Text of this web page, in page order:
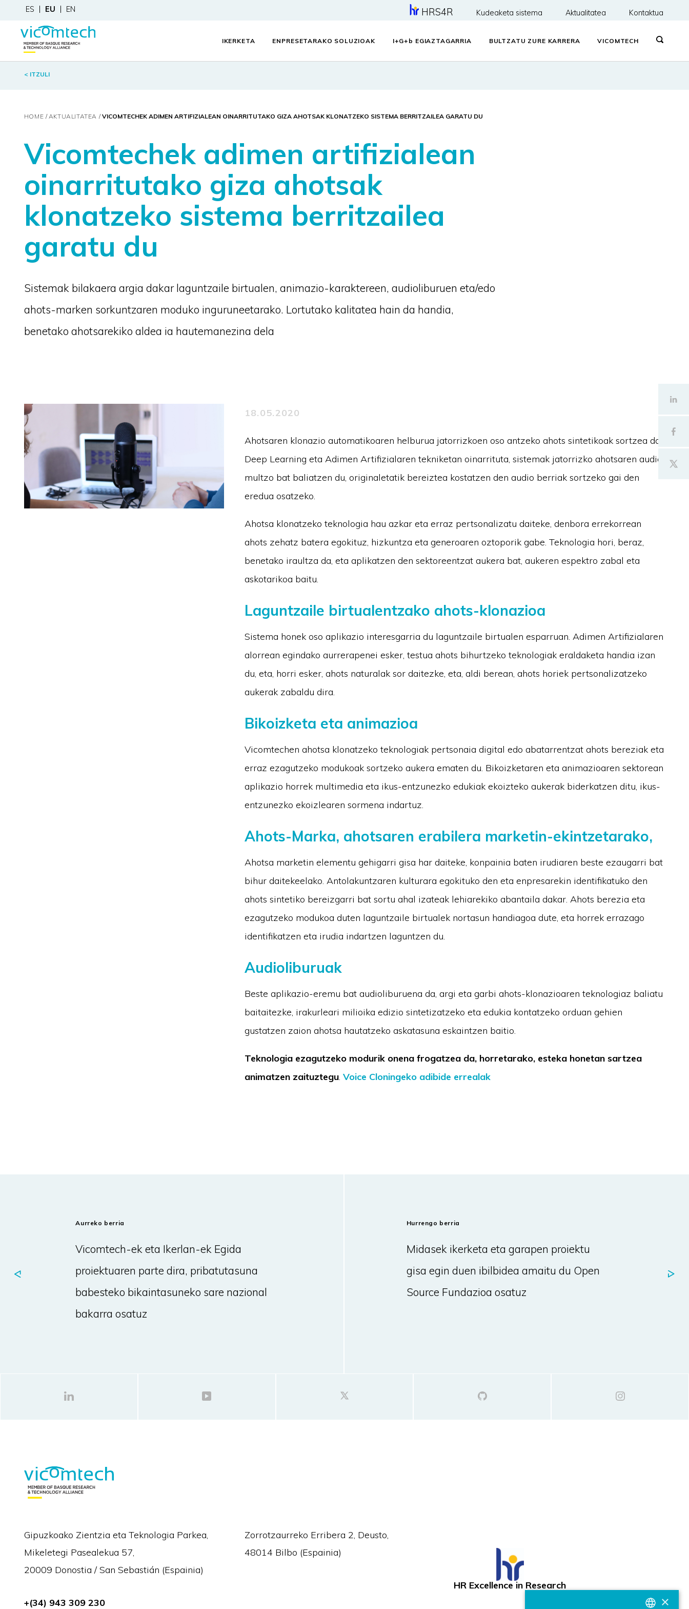
ES EU EN HRS4R Kudeaketa sistema Aktualitatea Kontaktua
IKERKETA ENPRESETARAKO SOLUZIOAK I+G+ b EGIAZTAGARRIA BULTZATU ZURE KARRERA VICOMTECH
< ITZULI
HOME AKTUALITATEA VICOMTECHEK ADIMEN ARTIFIZIALEAN OINARRITUTAKO GIZA AHOTSAK KLONATZEKO SISTEMA BERRITZAILEA GARATU DU
Vicomtechek adimen artifizialean
oinarritutako giza ahotsak
klonatzeko sistema berritzailea
garatu du
Sistemak bilakaera argia dakar laguntzaile birtualen, animazio-karaktereen, audioliburuen eta/edo
ahots-marken sorkuntzaren moduko inguruneetarako. Lortutako kalitatea hain da handia,
benetako ahotsarekiko aldea ia hautemanezina dela
18.05.2020
Ahotsaren klonazio automatikoaren helburua jatorrizkoen oso antzeko ahots sintetikoak sortzea da.
Deep Learning eta Adimen Artifizialaren tekniketan oinarrituta, sistemak jatorrizko ahotsaren audio
multzo bat baliatzen du, originaletatik bereiztea kostatzen den audio berriak sortzeko gai den
eredua osatzeko.
Ahotsa klonatzeko teknologia hau azkar eta erraz pertsonalizatu daiteke, denbora errekorrean
ahots zehatz batera egokituz, hizkuntza eta generoaren oztoporik gabe. Teknologia hori, beraz,
benetako iraultza da, eta aplikatzen den sektoreentzat aukera bat, aukeren espektro zabal eta
askotarikoa baitu.
Laguntzaile birtualentzako ahots-klonazioa
Sistema honek oso aplikazio interesgarria du laguntzaile birtualen esparruan. Adimen Artifizialaren
alorrean egindako aurrerapenei esker, testua ahots bihurtzeko teknologiak eraldaketa handia izan
du, eta, horri esker, ahots naturalak sor daitezke, eta, aldi berean, ahots horiek pertsonalizatzeko
aukerak zabaldu dira.
Bikoizketa eta animazioa
Vicomtechen ahotsa klonatzeko teknologiak pertsonaia digital edo abatarrentzat ahots bereziak eta
erraz ezagutzeko modukoak sortzeko aukera ematen du. Bikoizketaren eta animazioaren sektorean
aplikazio horrek multimedia eta ikus-entzunezko edukiak ekoizteko aukerak biderkatzen ditu, ikus-
entzunezko ekoizlearen sormena indartuz.
Ahots-Marka, ahotsaren erabilera marketin-ekintzetarako,
Ahotsa marketin elementu gehigarri gisa har daiteke, konpainia baten irudiaren beste ezaugarri bat
bihur daitekeelako. Antolakuntzaren kulturara egokituko den eta enpresarekin identifikatuko den
ahots sintetiko bereizgarri bat sortu ahal izateak lehiarekiko abantaila dakar. Ahots berezia eta
ezagutzeko modukoa duten laguntzaile birtualek nortasun handiagoa dute, eta horrek errazago
identifikatzen eta irudia indartzen laguntzen du.
Audioliburuak
Beste aplikazio-eremu bat audioliburuena da, argi eta garbi ahots-klonazioaren teknologiaz baliatu
baitaitezke, irakurleari milioika edizio sintetizatzeko eta edukia kontatzeko orduan gehien
gustatzen zaion ahotsa hautatzeko askatasuna eskaintzen baitio.
Teknologia ezagutzeko modurik onena frogatzea da, horretarako, esteka honetan sartzea
animatzen zaituztegu. Voice Cloningeko adibide errealak
Aurreko berria
Vicomtech-ek eta Ikerlan-ek Egida
proiektuaren parte dira, pribatutasuna
babesteko bikaintasuneko sare nazional
bakarra osatuz
Hurrengo berria
Midasek ikerketa eta garapen proiektu
gisa egin duen ibilbidea amaitu du Open
Source Fundazioa osatuz
Gipuzkoako Zientzia eta Teknologia Parkea,
Mikeletegi Pasealekua 57,
20009 Donostia / San Sebastián (Espainia)
+(34) 943 309 230
Zorrotzaurreko Erribera 2, Deusto,
48014 Bilbo (Espainia)
HR Excellence in Research
×